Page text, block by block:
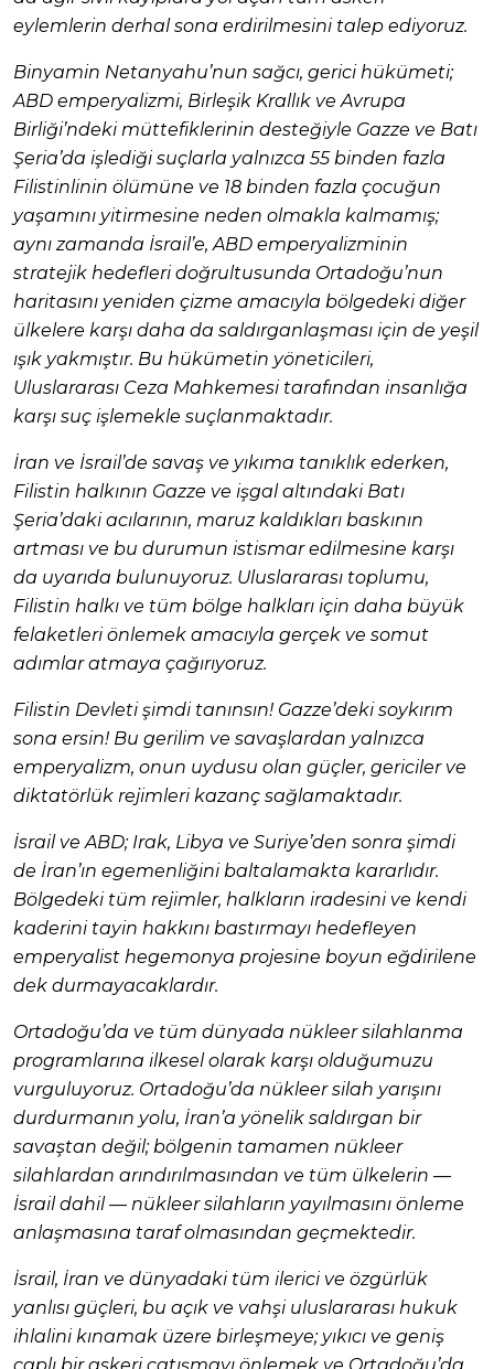
eylemlerin derhal sona erdirilmesini talep ediyoruz.
Binyamin Netanyahu’nun sağcı, gerici hükümeti;
ABD emperyalizmi, Birleşik Krallık ve Avrupa
Birliği’ndeki müttefiklerinin desteğiyle Gazze ve Batı
Şeria’da işlediği suçlarla yalnızca 55 binden fazla
Filistinlinin ölümüne ve 18 binden fazla çocuğun
yaşamını yitirmesine neden olmakla kalmamış;
aynı zamanda İsrail’e, ABD emperyalizminin
stratejik hedefleri doğrultusunda Ortadoğu’nun
haritasını yeniden çizme amacıyla bölgedeki diğer
ülkelere karşı daha da saldırganlaşması için de yeşil
ışık yakmıştır. Bu hükümetin yöneticileri,
Uluslararası Ceza Mahkemesi tarafından insanlığa
karşı suç işlemekle suçlanmaktadır.
İran ve İsrail’de savaş ve yıkıma tanıklık ederken,
Filistin halkının Gazze ve işgal altındaki Batı
Şeria’daki acılarının, maruz kaldıkları baskının
artması ve bu durumun istismar edilmesine karşı
da uyarıda bulunuyoruz. Uluslararası toplumu,
Filistin halkı ve tüm bölge halkları için daha büyük
felaketleri önlemek amacıyla gerçek ve somut
adımlar atmaya çağırıyoruz.
Filistin Devleti şimdi tanınsın! Gazze’deki soykırım
sona ersin! Bu gerilim ve savaşlardan yalnızca
emperyalizm, onun uydusu olan güçler, gericiler ve
diktatörlük rejimleri kazanç sağlamaktadır.
İsrail ve ABD; Irak, Libya ve Suriye’den sonra şimdi
de İran’ın egemenliğini baltalamakta kararlıdır.
Bölgedeki tüm rejimler, halkların iradesini ve kendi
kaderini tayin hakkını bastırmayı hedefleyen
emperyalist hegemonya projesine boyun eğdirilene
dek durmayacaklardır.
Ortadoğu’da ve tüm dünyada nükleer silahlanma
programlarına ilkesel olarak karşı olduğumuzu
vurguluyoruz. Ortadoğu’da nükleer silah yarışını
durdurmanın yolu, İran’a yönelik saldırgan bir
savaştan değil; bölgenin tamamen nükleer
silahlardan arındırılmasından ve tüm ülkelerin —
İsrail dahil — nükleer silahların yayılmasını önleme
anlaşmasına taraf olmasından geçmektedir.
İsrail, İran ve dünyadaki tüm ilerici ve özgürlük
yanlısı güçleri, bu açık ve vahşi uluslararası hukuk
ihlalini kınamak üzere birleşmeye; yıkıcı ve geniş